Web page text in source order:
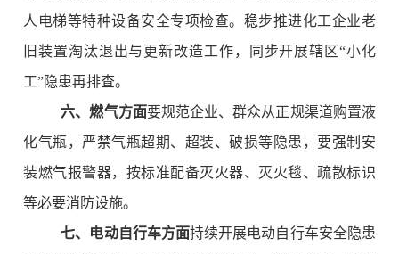
人电梯等特种设备安全专项检查。稳步推进化工企业老
旧装置淘汰退出与更新改造工作，同步开展辖区“小化
工”隐患再排查。
六、燃气方面要规范企业、群众从正规渠道购置液
化气瓶，严禁气瓶超期、超装、破损等隐患，要强制安
装燃气报警器，按标准配备灭火器、灭火毯、疏散标识
等必要消防设施。
七、电动自行车方面持续开展电动自行车安全隐患